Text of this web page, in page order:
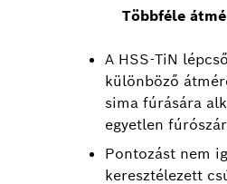
Többféle
A HSS-TiN
különböző
sima fúrására
egyetlen
Pontozást nem
keresztélezett